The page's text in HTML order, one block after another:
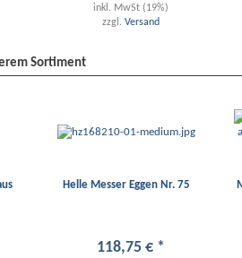
inkl. MwSt (19%)
zzgl. Versand
Sortiment
Helle Messer Eggen Nr. 75
118,75 € *